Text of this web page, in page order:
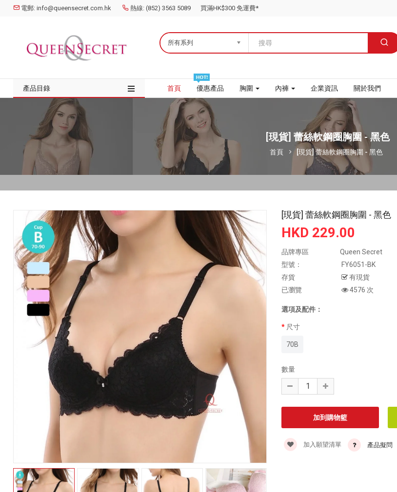
電郵: info@queensecret.com.hk 熱線: (852) 3563 5089 買滿HK$300 免運費*
所有系列
產品目錄 首頁 優惠產品 胸圍 內褲 企業資訊 關於我們
[現貨] 蕾絲軟鋼圈胸圍 - 黑色
首頁 [現貨] 蕾絲軟鋼圈胸圍 - 黑色
[現貨] 蕾絲軟鋼圈胸圍 - 黑色
HKD 229.00
品牌專區
Queen Secret
型號：
FY6051-BK
存貨
有現貨
已瀏覽
4576 次
選項及配件：
尺寸
70B
數量
加入願望清單 產品擬問